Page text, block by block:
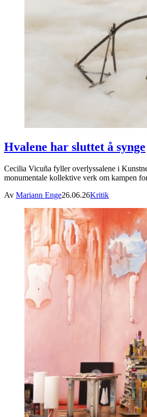
Hvalene har sluttet å synge
Cecilia Vicuña fyller overlyssalene i
monumentale kollektive verk om kampen
Av Mariann Enge26.06.26Kritik